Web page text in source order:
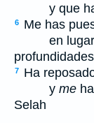
y que han
6
Me has
en lugares
7
Ha
y me
Selah